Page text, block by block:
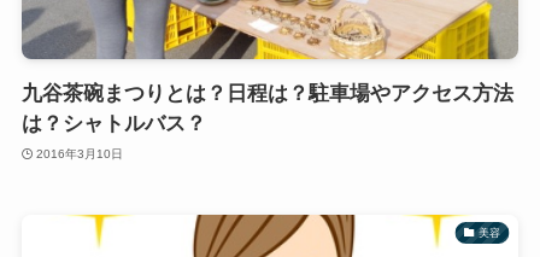
九谷茶碗まつりとは？日程は？駐車場やアクセス方法
は？シャトルバス？
2016年3月10日
美容